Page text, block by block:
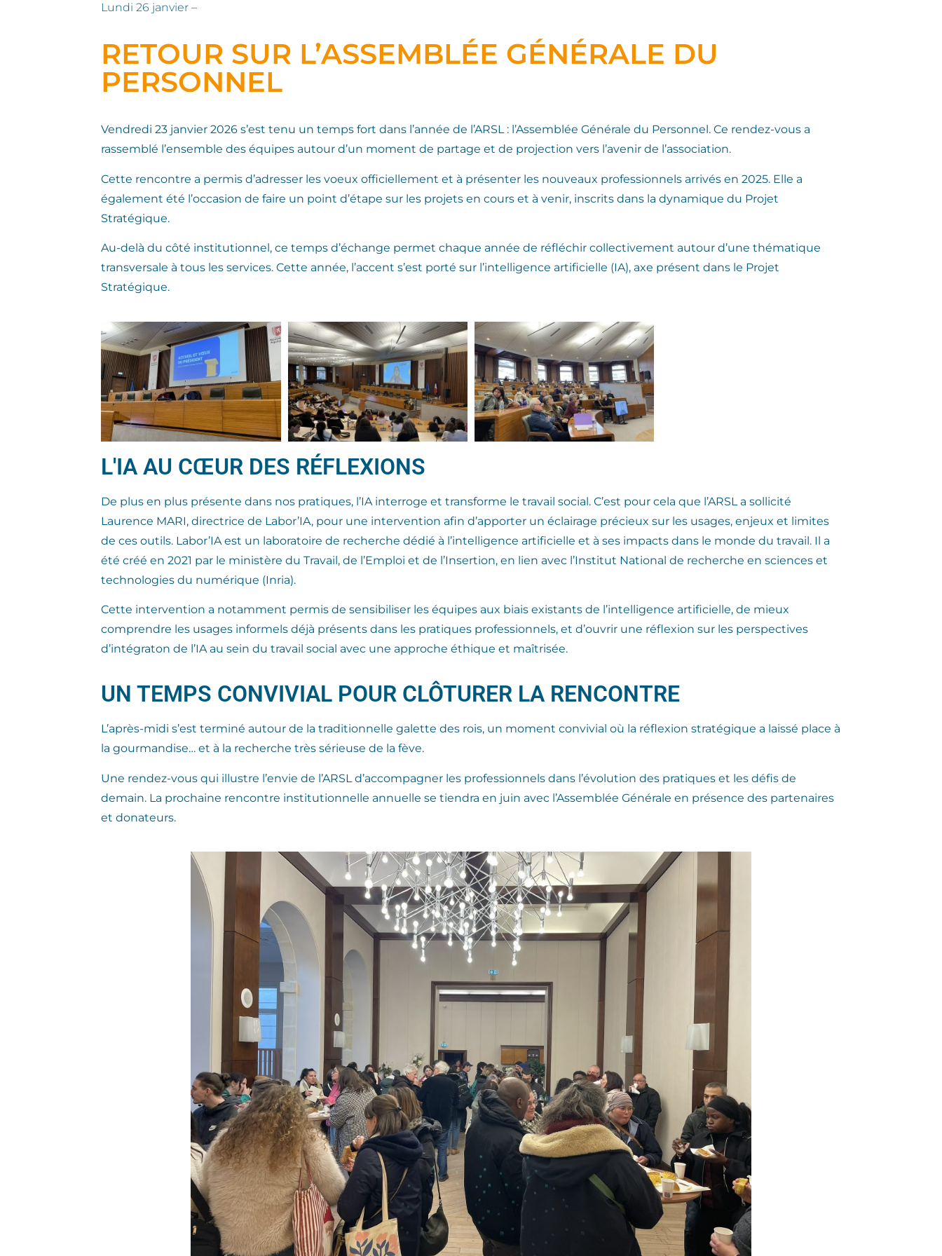
Lundi 26 janvier –
RETOUR SUR L’ASSEMBLÉE GÉNÉRALE DU
PERSONNEL
Vendredi 23 janvier 2026 s’est tenu un temps fort dans l’année de l’ARSL : l’Assemblée Générale du Personnel. Ce rendez-vous a
rassemblé l’ensemble des équipes autour d’un moment de partage et de projection vers l’avenir de l’association.
Cette rencontre a permis d’adresser les voeux officiellement et à présenter les nouveaux professionnels arrivés en 2025. Elle a
également été l’occasion de faire un point d’étape sur les projets en cours et à venir, inscrits dans la dynamique du Projet
Stratégique.
Au-delà du côté institutionnel, ce temps d’échange permet chaque année de réfléchir collectivement autour d’une thématique
transversale à tous les services. Cette année, l’accent s’est porté sur l’intelligence artificielle (IA), axe présent dans le Projet
Stratégique.
L'IA AU CŒUR DES RÉFLEXIONS
De plus en plus présente dans nos pratiques, l’IA interroge et transforme le travail social. C’est pour cela que l’ARSL a sollicité
Laurence MARI, directrice de Labor’IA, pour une intervention afin d’apporter un éclairage précieux sur les usages, enjeux et limites
de ces outils. Labor’IA est un laboratoire de recherche dédié à l’intelligence artificielle et à ses impacts dans le monde du travail. Il a
été créé en 2021 par le ministère du Travail, de l’Emploi et de l’Insertion, en lien avec l’Institut National de recherche en sciences et
technologies du numérique (Inria).
Cette intervention a notamment permis de sensibiliser les équipes aux biais existants de l’intelligence artificielle, de mieux
comprendre les usages informels déjà présents dans les pratiques professionnels, et d’ouvrir une réflexion sur les perspectives
d’intégraton de l’IA au sein du travail social avec une approche éthique et maîtrisée.
UN TEMPS CONVIVIAL POUR CLÔTURER LA RENCONTRE
L’après-midi s’est terminé autour de la traditionnelle galette des rois, un moment convivial où la réflexion stratégique a laissé place à
la gourmandise… et à la recherche très sérieuse de la fève.
Une rendez-vous qui illustre l’envie de l’ARSL d’accompagner les professionnels dans l’évolution des pratiques et les défis de
demain. La prochaine rencontre institutionnelle annuelle se tiendra en juin avec l’Assemblée Générale en présence des partenaires
et donateurs.